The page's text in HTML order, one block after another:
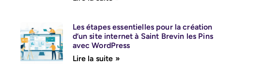
Les étapes essentielles pour la création
d’un site internet à Saint Brevin les Pins
avec WordPress
Lire la suite »